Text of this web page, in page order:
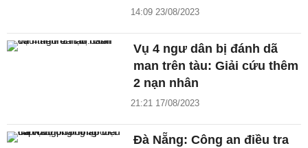
14:09 23/08/2023
Vụ 4 ngư dân bị đánh dã
man trên tàu: Giải cứu thêm
2 nạn nhân
21:21 17/08/2023
Đà Nẵng: Công an điều tra